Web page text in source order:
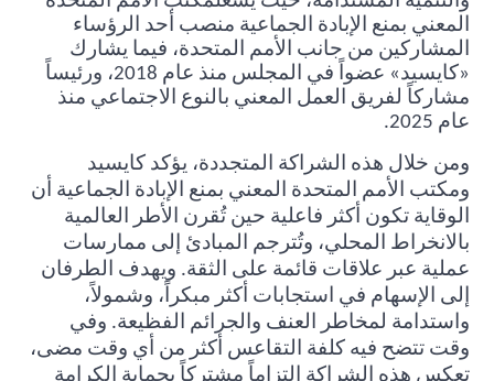
المعني بمنع الإبادة الجماعية منصب أحد الرؤساء
المشاركين من جانب الأمم المتحدة، فيما يشارك
«كايسيد» عضواً في المجلس منذ عام 2018، ورئيساً
مشاركاً لفريق العمل المعني بالنوع الاجتماعي منذ
عام 2025
.
ومن خلال هذه الشراكة المتجددة، يؤكد كايسيد
ومكتب الأمم المتحدة المعني بمنع الإبادة الجماعية أن
الوقاية تكون أكثر فاعلية حين تُقرن الأطر العالمية
بالانخراط المحلي، وتُترجم المبادئ إلى ممارسات
عملية عبر علاقات قائمة على الثقة. ويهدف الطرفان
إلى الإسهام في استجابات أكثر مبكراً، وشمولاً،
واستدامة لمخاطر العنف والجرائم الفظيعة. وفي
وقت تتضح فيه كلفة التقاعس أكثر من أي وقت مضى،
تعكس هذه الشراكة التزاماً مشتركاً بحماية الكرامة